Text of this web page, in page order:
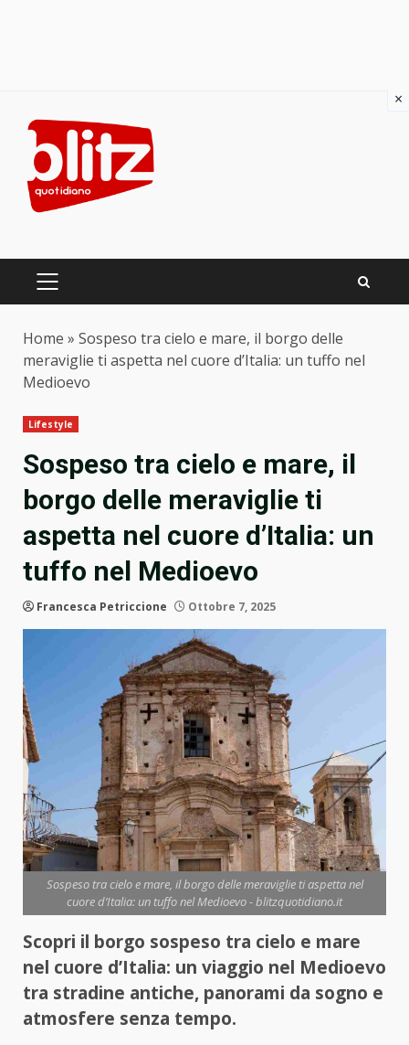
content
PRIMARY
Home » Sospeso tra cielo e mare, il borgo delle
meraviglie ti aspetta nel cuore d’Italia: un tuffo nel
Medioevo
Lifestyle
Sospeso tra cielo e mare, il
borgo delle meraviglie ti
aspetta nel cuore d’Italia: un
tuffo nel Medioevo
Francesca Petriccione Ottobre 7, 2025
Sospeso tra cielo e mare, il borgo delle meraviglie ti aspetta nel
cuore d’Italia: un tuffo nel Medioevo - blitzquotidiano.it
Scopri il borgo sospeso tra cielo e mare
nel cuore d’Italia: un viaggio nel Medioevo
tra stradine antiche, panorami da sogno e
atmosfere senza tempo.
×